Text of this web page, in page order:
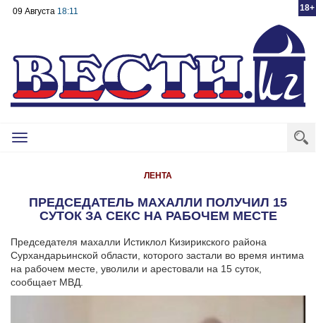
18+
09 Августа 18:11
Toggle
ЛЕНТА
ПРЕДСЕДАТЕЛЬ МАХАЛЛИ ПОЛУЧИЛ 15
СУТОК ЗА СЕКС НА РАБОЧЕМ МЕСТЕ
Председателя махалли Истиклол Кизирикского района
Сурхандарьинской области, которого застали во время интима
на рабочем месте, уволили и арестовали на 15 суток,
сообщает МВД.